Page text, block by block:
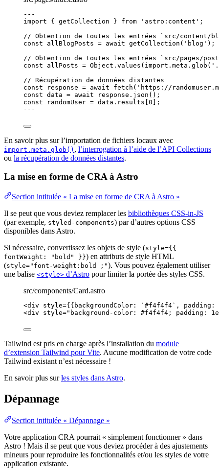
---
import { getCollection } from ' astro:content ' ;
// Obtention de toutes les entrées `src/content/
const allBlogPosts = await getCollection ( ' blog ' );
// Obtention de toutes les entrées `src/pages/
const allPosts = Object . values ( import. meta . glob ( '
// Récupération de données distantes
const
response = await fetch ( ' https://
const data = await response . json ();
const
randomUser = data . results [0 ];
---
En savoir plus sur l’importation de fichiers locaux avec
import.meta.glob() , l’interrogation à l’aide de l’API Collections
ou la récupération de données distantes.
La mise en forme de CRA à Astro
Section intitulée « La mise en forme de CRA à Astro »
Il se peut que vous deviez remplacer les bibliothèques CSS-in-JS
(par exemple, styled-components) par d’autres options CSS
disponibles dans Astro.
Si nécessaire, convertissez les objets de style (style={{
fontWeight: "bold" }}) en attributs de style HTML
(style="font-weight:bold ;"). Vous pouvez également utiliser
une balise <style> d’Astro pour limiter la portée des styles CSS.
src/components/Card.astro
<div style={ {backgroundColor: ` #f4f4f4` , padding:
<div style=" background-color: #f4f4f4; padding:
Tailwind est pris en charge après l’installation du module
d’extension Tailwind pour Vite. Aucune modification de votre code
Tailwind existant n’est nécessaire !
En savoir plus surles styles dans Astro.
Dépannage
Section intitulée « Dépannage »
Votre application CRA pourrait « simplement fonctionner » dans
Astro ! Mais il se peut que vous deviez procéder à des ajustements
mineurs pour reproduire les fonctionnalités et/ou les styles de votre
application existante.